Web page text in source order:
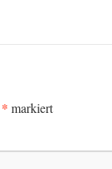
* markiert